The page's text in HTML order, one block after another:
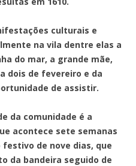
culturais e
na vila dentre elas a
do mar, a grande mãe,
dois de fevereiro e da
de assistir.
é a
acontece sete semanas
festivo de nove dias, que
da bandeira seguido de